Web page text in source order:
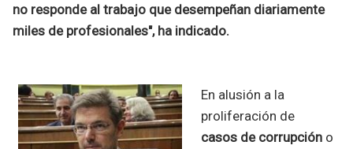
no responde al trabajo que desempeñan diariamente
miles de profesionales", ha indicado.
En alusión a la
proliferación de
casos de corrupción o